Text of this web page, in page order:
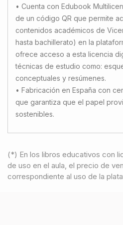
• Cuenta con Edubook
de un código QR que permite
contenidos académicos de
hasta bachillerato) en la
ofrece acceso a esta licencia
técnicas de estudio como:
conceptuales y resúmenes.
• Fabricación en España con
que garantiza que el papel
sostenibles.
(*) En los libros educativos con
de uso en el aula, el precio de
correspondiente al uso de la